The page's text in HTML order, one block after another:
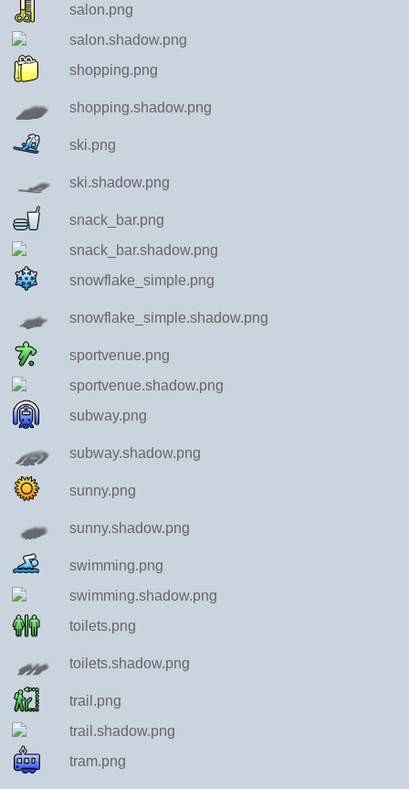
salon.png
salon.shadow.png
shopping.png
shopping.shadow.png
ski.png
ski.shadow.png
snack_bar.png
snack_bar.shadow.png
snowflake_simple.png
snowflake_simple.shadow.png
sportvenue.png
sportvenue.shadow.png
subway.png
subway.shadow.png
sunny.png
sunny.shadow.png
swimming.png
swimming.shadow.png
toilets.png
toilets.shadow.png
trail.png
trail.shadow.png
tram.png